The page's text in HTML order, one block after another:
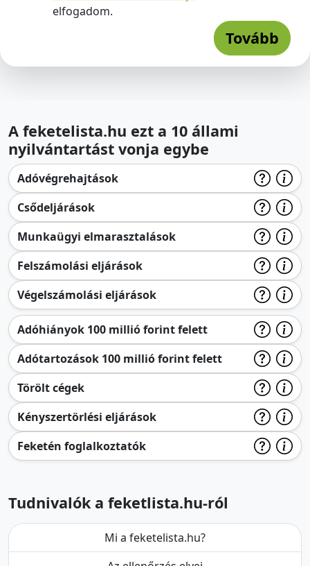
elfogadom.
Tovább
A feketelista.hu ezt a 10 állami
nyilvántartást vonja egybe
Adóvégrehajtások
Csődeljárások
Munkaügyi elmarasztalások
Felszámolási eljárások
Végelszámolási eljárások
Adóhiányok 100 millió forint felett
Adótartozások 100 millió forint felett
Törölt cégek
Kényszertörlési eljárások
Feketén foglalkoztatók
Tudnivalók a feketlista.hu-ról
Mi a feketelista.hu?